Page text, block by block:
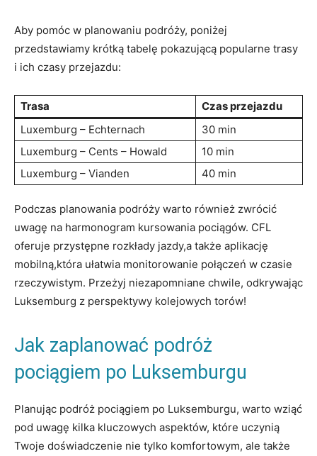
Aby pomóc w ⁢planowaniu podróży, poniżej
⁣przedstawiamy krótką tabelę pokazującą⁤ popularne trasy
i ich czasy przejazdu:
Trasa
Czas przejazdu
Luxemburg ‌– Echternach
30 min
Luxemburg – Cents⁣ – Howald
10 min
Luxemburg – Vianden
40 min
Podczas planowania podróży warto również zwrócić
uwagę na harmonogram kursowania⁤ pociągów. CFL
‌oferuje przystępne rozkłady jazdy,a także aplikację
mobilną,która ułatwia​ monitorowanie połączeń w czasie
rzeczywistym. Przeżyj niezapomniane ⁢chwile, odkrywając
Luksemburg z perspektywy kolejowych torów!
Jak zaplanować podróż​
pociągiem ​po Luksemburgu
Planując podróż pociągiem ​po ‍Luksemburgu, warto wziąć
pod uwagę​ kilka kluczowych aspektów,‍ które uczynią
⁣Twoje​ doświadczenie nie tylko komfortowym, ale także